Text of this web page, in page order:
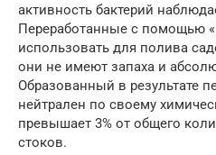
активность бактерий
Переработанные с помощью
использовать для полива
они не имеют запаха и
Образованный в результате
нейтрален по своему
превышает 3% от общего
стоков.